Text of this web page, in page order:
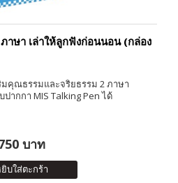
าษา เล่าให้ลูกฟังก่อนนอน (กล่อง
คุณธรรมและจริยธรรม 2 ภาษา
ากกา MIS Talking Pen ได้
บาท
บใส่ตะกร้า